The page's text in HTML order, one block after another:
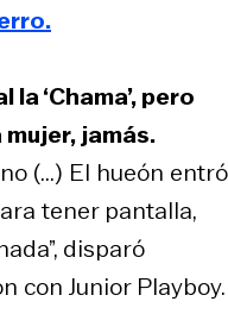
‘Chama’, pero
jamás.
(...) El hueón entró
tener pantalla,
disparó
con Junior Playboy.